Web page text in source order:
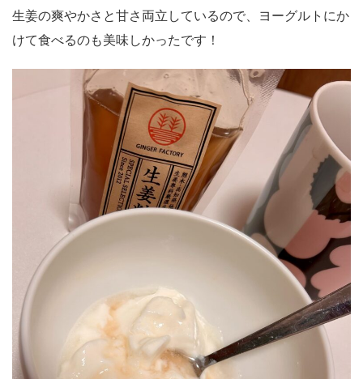
生姜の爽やかさと甘さ両立しているので、ヨーグルトにか
けて食べるのも美味しかったです！